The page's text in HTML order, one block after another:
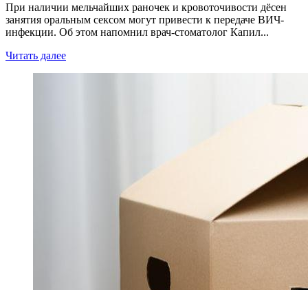
При наличии мельчайших раночек и кровоточивости дёсен
занятия оральным сексом могут привести к передаче ВИЧ-
инфекции. Об этом напомнил врач-стоматолог Капил...
Читать далее